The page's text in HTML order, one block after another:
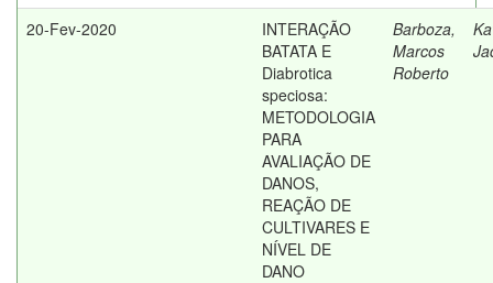
20-Fev-2020
INTERAÇÃO
BATATA E
Diabrotica
speciosa:
METODOLOGIA
PARA
AVALIAÇÃO DE
DANOS,
REAÇÃO DE
CULTIVARES E
NÍVEL DE
DANO
Barboza,
Marcos
Roberto